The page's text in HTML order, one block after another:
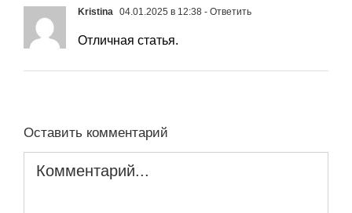
Kristina 04.01.2025 в 12:38 - Ответить
Отличная статья.
Оставить комментарий